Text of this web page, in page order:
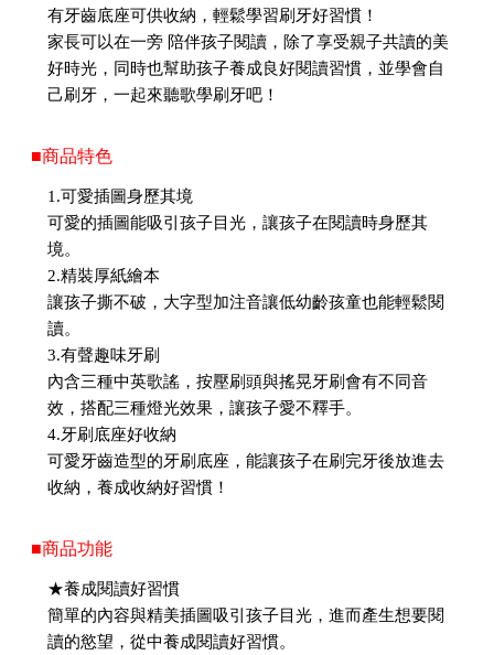
有牙齒底座可供收納，輕鬆學習刷牙好習慣！
家長可以在一旁 陪伴孩子閱讀，除了享受親子共讀的美
好時光，同時也幫助孩子養成良好閱讀習慣，並學會自
己刷牙，一起來聽歌學刷牙吧！
■商品特色
1.可愛插圖身歷其境
可愛的插圖能吸引孩子目光，讓孩子在閱讀時身歷其
境。
2.精裝厚紙繪本
讓孩子撕不破，大字型加注音讓低幼齡孩童也能輕鬆閱
讀。
3.有聲趣味牙刷
內含三種中英歌謠，按壓刷頭與搖晃牙刷會有不同音
效，搭配三種燈光效果，讓孩子愛不釋手。
4.牙刷底座好收納
可愛牙齒造型的牙刷底座，能讓孩子在刷完牙後放進去
收納，養成收納好習慣！
■商品功能
★養成閱讀好習慣
簡單的內容與精美插圖吸引孩子目光，進而產生想要閱
讀的慾望，從中養成閱讀好習慣。